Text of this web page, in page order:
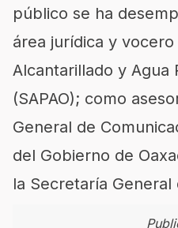
público se ha
área jurídica y
Alcantarillado y Agua
(SAPAO); como
General de
del Gobierno de
la Secretaría General